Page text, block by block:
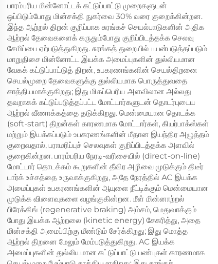
பாரம்பரிய மின்னோட்டக் கட்டுப்பாட்டு முறைகளுடன்
ஒப்பிடும்போது மின்சக்தி நுகர்வை 30% வரை குறைக்கின்றன.
இந்த ஆற்றல் திறன் குறிப்பாக சுரங்கச் செயல்பாடுகளின் அதிக
ஆற்றல் தேவைகளைக் கருதும்போது குறிப்பிடத்தக்க செலவு
சேமிப்பை ஏற்படுத்துகிறது. சுரங்கத் துறையில் பயன்படுத்தப்படும்
மாறுதிசை மின்னோட்ட இயக்க அமைப்புகளின் துல்லியமான
வேகக் கட்டுப்பாட்டுத் திறன், உபகரணங்களின் செயல்திறனை
செயல்முறை தேவைகளுக்கு துல்லியமாக பொருத்துவதை
சாத்தியமாக்குகிறது; இது மிகப்பெரிய அளவிலான அல்லது
தவறாகக் கட்டுப்படுத்தப்பட்ட மோட்டார்களுடன் தொடர்புடைய
ஆற்றல் வீணாக்கத்தை தடுக்கிறது. மென்மையான தொடக்க
(soft-start) திறன்கள் காரணமாக மோட்டார்கள், கியர்பாக்ஸ்கள்
மற்றும் இயக்கப்படும் உபகரணங்களின் மீதான இயந்திர அழுத்தம்
குறைவதால், பராமரிப்புச் செலவுகள் குறிப்பிடத்தக்க அளவில்
குறைகின்றன. பாரம்பரிய நேரடி-வரிசையில் (direct-on-line)
மோட்டார் தொடக்கம் கூறுகளின் தீவிர அழிவை முடுக்கும் திடீர்
டார்க் உச்சத்தை உருவாக்குகிறது, அதே நேரத்தில் AC இயக்க
அமைப்புகள் உபகரணங்களின் ஆயுளை நீட்டிக்கும் மென்மையான
முடுக்க விளைவுகளை வழங்குகின்றன. மீள் மின்னாற்றல்
பிரேக்கிங் (regenerative braking) அம்சம், மெதுவாக்கும்
போது இயக்க ஆற்றலை (kinetic energy) சேகரித்து, அதை
மின்சக்தி அமைப்பிற்கு மீண்டும் சேர்க்கிறது; இது மொத்த
ஆற்றல் திறனை மேலும் மேம்படுத்துகிறது. AC இயக்க
அமைப்புகளின் துல்லியமான கட்டுப்பாட்டு பண்புகள் காரணமாக